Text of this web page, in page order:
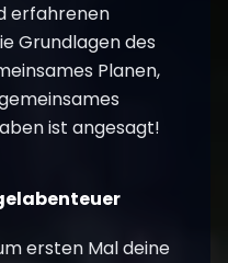
erfahrenen
Grundlagen des
Planen,
ist angesagt!
ersten Mal deine